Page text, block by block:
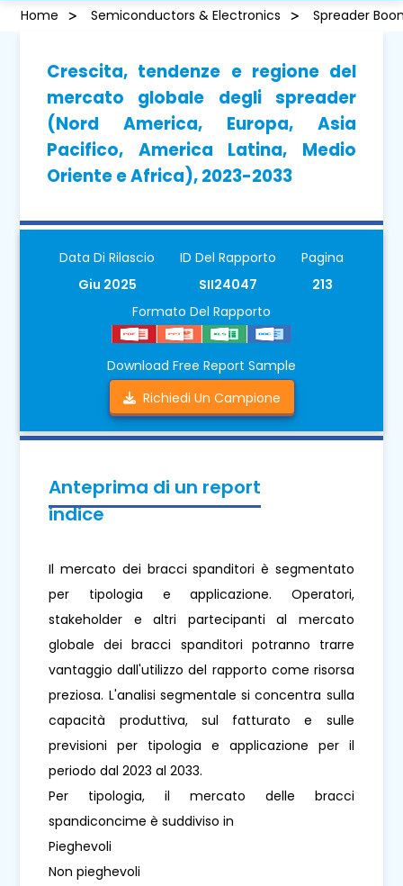
Home Semiconductors & Electronics Spreader
Crescita, tendenze e regione del
mercato globale degli spreader
(Nord America, Europa, Asia
Pacifico, America Latina, Medio
Oriente e Africa), 2023-2033
Data Di Rilascio
Giu 2025
ID Del Rapporto
SII24047
Pagina
213
Formato Del Rapporto
Download Free Report Sample
Richiedi Un Campione
Anteprima di un report
indice
Il mercato dei bracci spanditori è segmentato
per tipologia e applicazione. Operatori,
stakeholder e altri partecipanti al mercato
globale dei bracci spanditori potranno trarre
vantaggio dall'utilizzo del rapporto come risorsa
preziosa. L'analisi segmentale si concentra sulla
capacità produttiva, sul fatturato e sulle
previsioni per tipologia e applicazione per il
periodo dal 2023 al 2033.
Per tipologia, il mercato delle bracci
spandiconcime è suddiviso in
Pieghevoli
Non pieghevoli